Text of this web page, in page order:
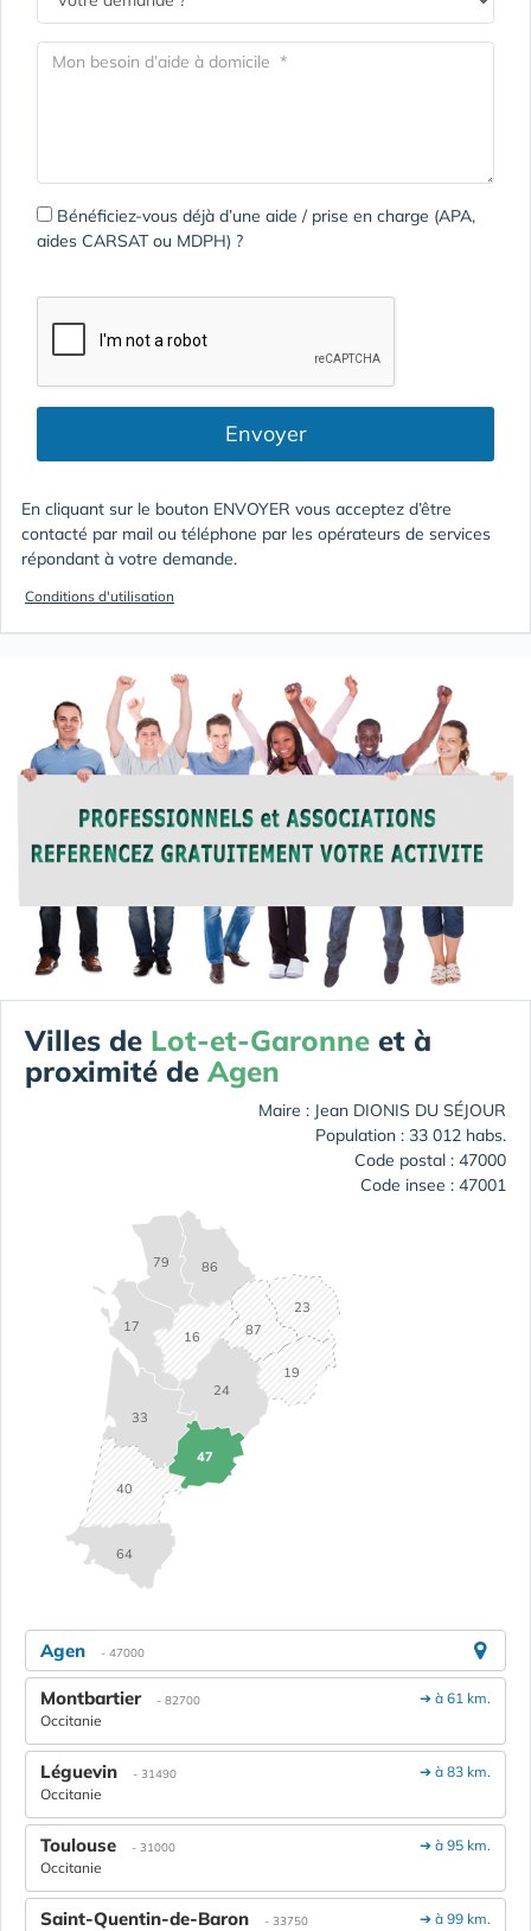
Bénéficiez-vous déjà d’une aide / prise en charge (APA,
aides CARSAT ou MDPH) ?
Envoyer
En cliquant sur le bouton ENVOYER vous acceptez d’être
contacté par mail ou téléphone par les opérateurs de services
répondant à votre demande.
Conditions d'utilisation
Villes de Lot-et-Garonne et à
proximité de Agen
Maire : Jean DIONIS DU SÉJOUR
Population : 33 012 habs.
Code postal : 47000
Code insee : 47001
16
17
19
23
24
33
40
47
64
79 86
87
Agen - 47000
➔ à 61 km.
Montbartier - 82700
Occitanie
➔ à 83 km.
Léguevin - 31490
Occitanie
➔ à 95 km.
Toulouse - 31000
Occitanie
➔ à 99 km.
Saint-Quentin-de-Baron - 33750